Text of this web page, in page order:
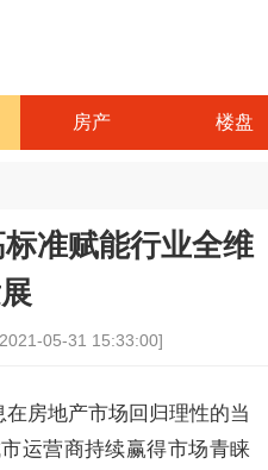
房产 楼盘
准赋能行业全维
05-31 15:33:00]
房地产市场回归理性的当
运营商持续赢得市场青睐